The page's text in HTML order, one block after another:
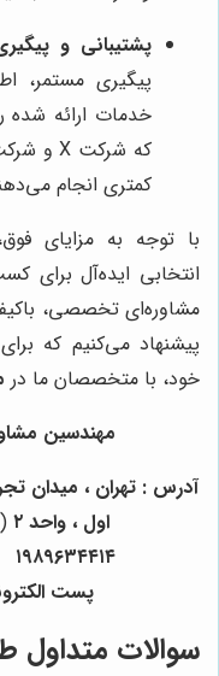
پشتیبانی و
پیگیری مستمر،
خدمات ارائه
کمتری انجام
با توجه به مزایای
انتخابی ایده‌آل برای
مشاوره‌ای تخصصی،
پیشنهاد می‌کنیم که
خود، با متخصصان ما در
مهندسین
آدرس :تهران ، میدان
اول ، واحد ۲
۱۹۸۹۶۳۴۴۱۴
پست
سوالات متداول